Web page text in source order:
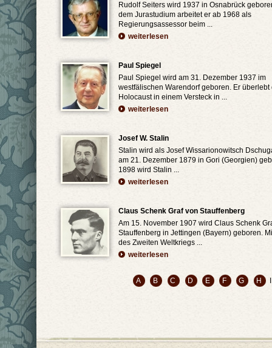
Rudolf Seiters wird 1937 in Osnabrück
dem Jurastudium arbeitet er ab 1968 als
Regierungsassessor beim ...
weiterlesen
Paul Spiegel
Paul Spiegel wird am 31. Dezember 1937 im
westfälischen Warendorf geboren. Er überlebt
Holocaust in einem Versteck in ...
weiterlesen
Josef W. Stalin
Stalin wird als Josef Wissarionowitsch
am 21. Dezember 1879 in Gori (Georgien)
1898 wird Stalin ...
weiterlesen
Claus Schenk Graf von Stauffenberg
Am 15. November 1907 wird Claus Schenk
Stauffenberg in Jettingen (Bayern) geboren.
des Zweiten Weltkriegs ...
weiterlesen
A B C D E F G H